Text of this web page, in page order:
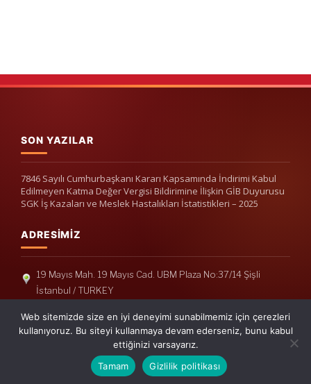
SON YAZILAR
7846 Sayılı Cumhurbaşkanı Kararı Kapsamında İndirimi Kabul
Edilmeyen Katma Değer Vergisi Bildirimine İlişkin GİB Duyurusu
SGK İş Kazaları ve Meslek Hastalıkları İstatistikleri – 2025
ADRESIMIZ
19 Mayıs Mah. 19 Mayıs Cad. UBM Plaza No:37/14 Şişli
İstanbul / TURKEY
Telefon: +90(212) 240 33 39
Telefon: +90(212) 248 19 36
info@erisymm.com
Web sitemizde size en iyi deneyimi sunabilmemiz için çerezleri
kullanıyoruz. Bu siteyi kullanmaya devam ederseniz, bunu kabul
ettiğinizi varsayarız.
Tamam
Gizlilik politikası